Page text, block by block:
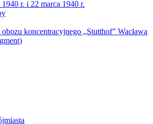
r. i 22 marca 1940 r.
koncentracyjnego „Stutthof” Wacława